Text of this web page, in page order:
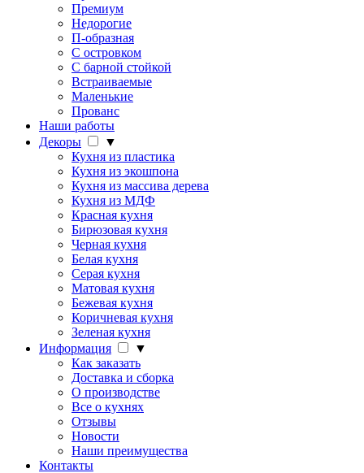
Премиум
Недорогие
П-образная
С островком
С барной стойкой
Встраиваемые
Маленькие
Прованс
Наши работы
Декоры
▼
Кухня из пластика
Кухня из экошпона
Кухня из массива дерева
Кухня из МДФ
Красная кухня
Бирюзовая кухня
Черная кухня
Белая кухня
Серая кухня
Матовая кухня
Бежевая кухня
Коричневая кухня
Зеленая кухня
Информация
▼
Как заказать
Доставка и сборка
О производстве
Все о кухнях
Отзывы
Новости
Наши преимущества
Контакты